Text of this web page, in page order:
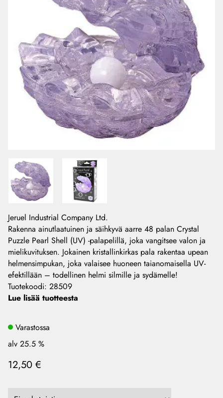
Jeruel Industrial Company Ltd.
Rakenna ainutlaatuinen ja säihkyvä aarre 48 palan Crystal
Puzzle Pearl Shell (UV) -palapelillä, joka vangitsee valon ja
mielikuvituksen. Jokainen kristallinkirkas pala rakentaa upean
helmensimpukan, joka valaisee huoneen taianomaisella UV-
efektillään – todellinen helmi silmille ja sydämelle!
Tuotekoodi: 28509
Lue lisää tuotteesta
Varastossa
alv 25.5 %
12,50 €